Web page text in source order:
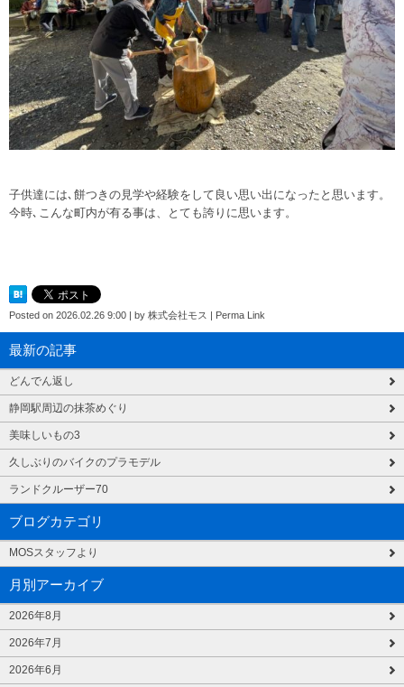
子供達には､餅つきの見学や経験をして良い思い出になったと思います。
今時､こんな町内が有る事は、とても誇りに思います。
Posted on 2026.02.26 9:00 | by 株式会社モス | Perma Link
最新の記事
どんでん返し
静岡駅周辺の抹茶めぐり
美味しいもの3
久しぶりのバイクのプラモデル
ランドクルーザー70
ブログカテゴリ
MOSスタッフより
月別アーカイブ
2026年8月
2026年7月
2026年6月